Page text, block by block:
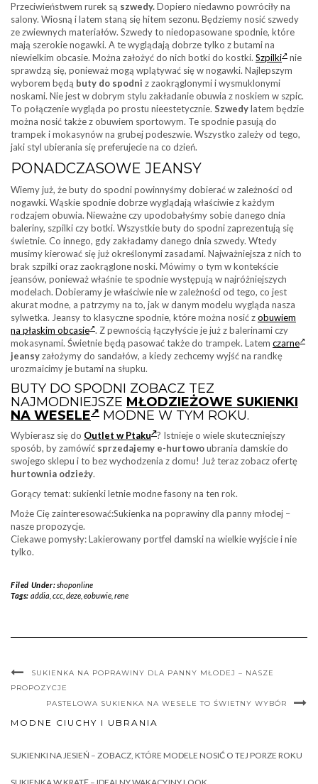
Przeciwieństwem rurek są szwedy.Dopiero niedawno powróciły na
salony. Wiosną i latem staną się hitem sezonu. Będziemy nosić szwedy
ze zwiewnych materiałów. Szwedy to niedopasowane spodnie, które
mają szerokie nogawki. A te wyglądają dobrze tylko z butami na
niewielkim obcasie. Można założyć do nich botki do kostki. Szpilki
nie
sprawdzą się, ponieważ mogą wplątywać się w nogawki. Najlepszym
wyborem będą buty do spodni z zaokrąglonymi i wysmuklonymi
noskami. Nie jest w dobrym stylu zakładanie obuwia z noskiem w szpic.
To połączenie wygląda po prostu nieestetycznie. Szwedylatem będzie
można nosić także z obuwiem sportowym. Te spodnie pasują do
trampek i mokasynów na grubej podeszwie. Wszystko zależy od tego,
jaki styl ubierania się preferujecie na co dzień.
PONADCZASOWE JEANSY
Wiemy już, że buty do spodni powinnyśmy dobierać w zależności od
nogawki. Wąskie spodnie dobrze wyglądają właściwie z każdym
rodzajem obuwia. Nieważne czy upodobałyśmy sobie danego dnia
baleriny, szpilki czy botki. Wszystkie buty do spodni zaprezentują się
świetnie. Co innego, gdy zakładamy danego dnia szwedy. Wtedy
musimy kierować się już określonymi zasadami. Najważniejsza z nich to
brak szpilki oraz zaokrąglone noski. Mówimy o tym w kontekście
jeansów, ponieważ właśnie te spodnie występują w najróżniejszych
modelach. Dobieramy je właściwie nie w zależności od tego, co jest
akurat modne, a patrzymy na to, jak w danym modelu wygląda nasza
sylwetka. Jeansy to klasyczne spodnie, które można nosić zobuwiem
na płaskim obcasie . Z pewnością łączyłyście je już z balerinami czy
mokasynami. Świetnie będą pasować także do trampek. Latem czarne
jeansyzałożymy do sandałów, a kiedy zechcemy wyjść na randkę
urozmaicimy je butami na słupku.
BUTY DO SPODNI ZOBACZ TEZ
NAJMODNIEJSZE MŁODZIEŻOWE SUKIENKI
NA WESELE
MODNE W TYM ROKU.
Wybierasz się do Outlet w Ptaku ? Istnieje o wiele skuteczniejszy
sposób, by zamówić sprzedajemy e-hurtowoubrania damskie do
swojego sklepu i to bez wychodzenia z domu! Już teraz zobacz ofertę
hurtownia odzieży.
Gorący temat: sukienki letnie modne fasony na ten rok.
Może Cię zainteresować:Sukienka na poprawiny dla panny młodej –
nasze propozycje.
Ciekawe pomysły: Lakierowany portfel damski na wielkie wyjście i nie
tylko.
Filed Under:shoponline
Tags: addia ccc, deze, eobuwie, rene
SUKIENKA NA POPRAWINY DLA PANNY MŁODEJ – NASZE
PROPOZYCJE
PASTELOWA SUKIENKA NA WESELE TO ŚWIETNY WYBÓR
MODNE CIUCHY I UBRANIA
SUKIENKI NA JESIEŃ – ZOBACZ, KTÓRE MODELE NOSIĆ O TEJ PORZE ROKU